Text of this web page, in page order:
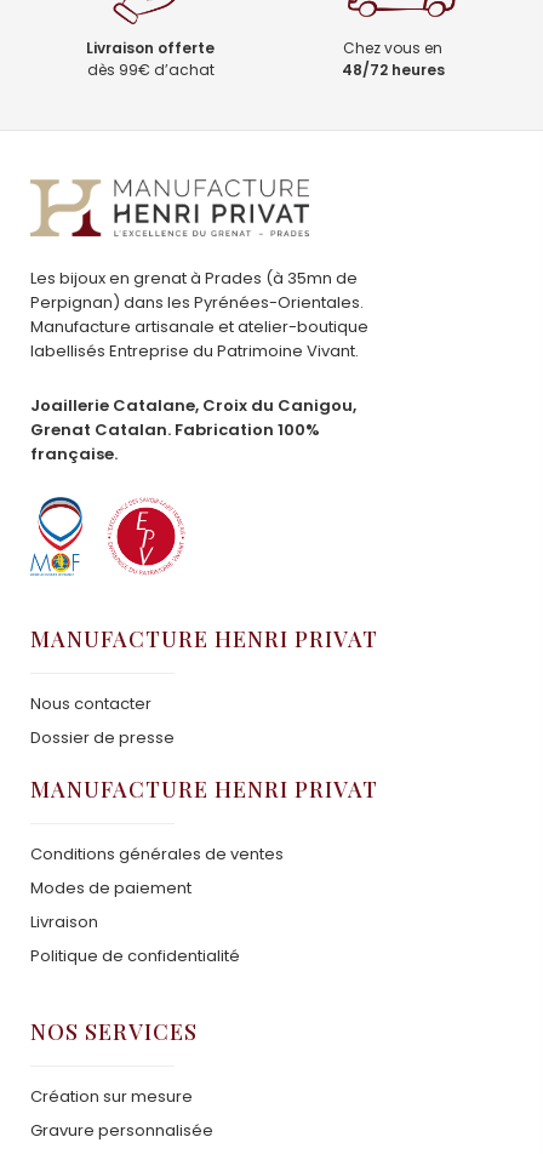
Livraison offerte
dès 99€ d’achat
Chez vous en
48/72 heures
Les bijoux en grenat à Prades (à 35mn de
Perpignan) dans les Pyrénées-Orientales.
Manufacture artisanale et atelier-boutique
labellisés Entreprise du Patrimoine Vivant.
Joaillerie Catalane, Croix du Canigou,
Grenat Catalan. Fabrication 100%
française.
MANUFACTURE HENRI PRIVAT
Nous contacter
Dossier de presse
MANUFACTURE HENRI PRIVAT
Conditions générales de ventes
Modes de paiement
Livraison
Politique de confidentialité
NOS SERVICES
Création sur mesure
Gravure personnalisée